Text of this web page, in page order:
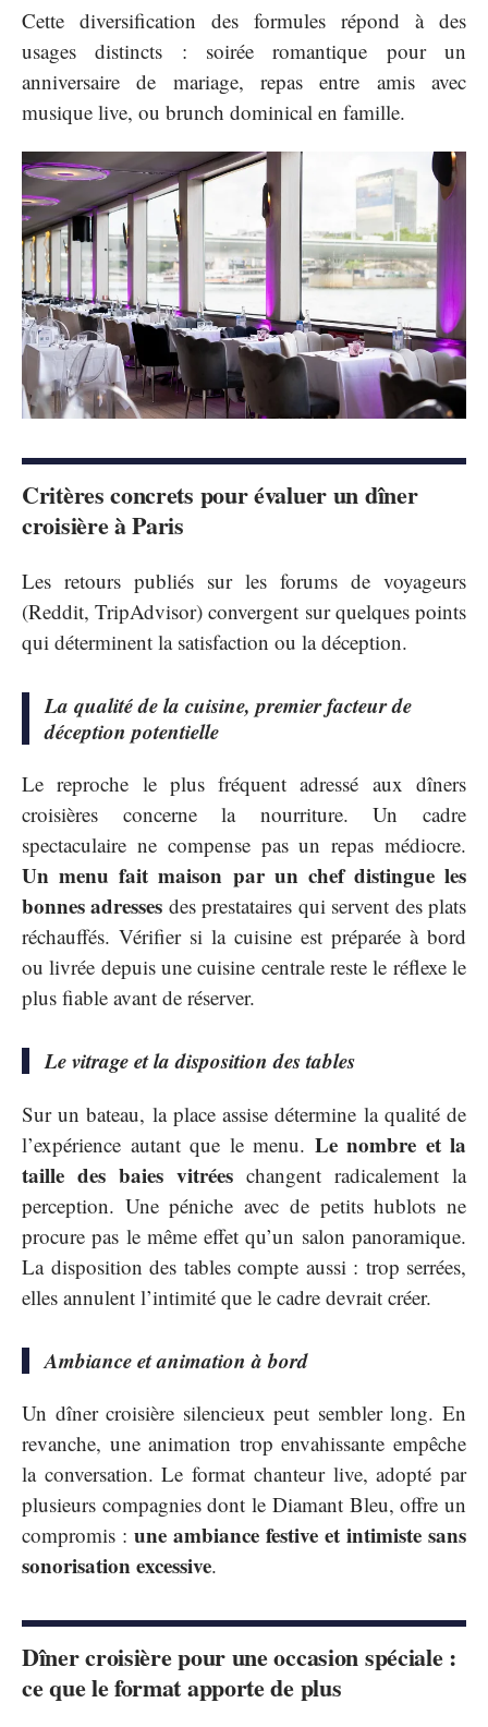
Cette diversification des formules répond à des
usages distincts : soirée romantique pour un
anniversaire de mariage, repas entre amis avec
musique live, ou brunch dominical en famille.
Critères concrets pour évaluer un dîner
croisière à Paris
Les retours publiés sur les forums de voyageurs
(Reddit, TripAdvisor) convergent sur quelques points
qui déterminent la satisfaction ou la déception.
La qualité de la cuisine, premier facteur de
déception potentielle
Le reproche le plus fréquent adressé aux dîners
croisières concerne la nourriture. Un cadre
spectaculaire ne compense pas un repas médiocre.
Un menu fait maison par un chef distingue les
bonnes adresses des prestataires qui servent des plats
réchauffés. Vérifier si la cuisine est préparée à bord
ou livrée depuis une cuisine centrale reste le réflexe le
plus fiable avant de réserver.
Le vitrage et la disposition des tables
Sur un bateau, la place assise détermine la qualité de
l’expérience autant que le menu. Le nombre et la
taille des baies vitrées changent radicalement la
perception. Une péniche avec de petits hublots ne
procure pas le même effet qu’un salon panoramique.
La disposition des tables compte aussi : trop serrées,
elles annulent l’intimité que le cadre devrait créer.
Ambiance et animation à bord
Un dîner croisière silencieux peut sembler long. En
revanche, une animation trop envahissante empêche
la conversation. Le format chanteur live, adopté par
plusieurs compagnies dont le Diamant Bleu, offre un
compromis : une ambiance festive et intimiste sans
sonorisation excessive.
Dîner croisière pour une occasion spéciale :
ce que le format apporte de plus